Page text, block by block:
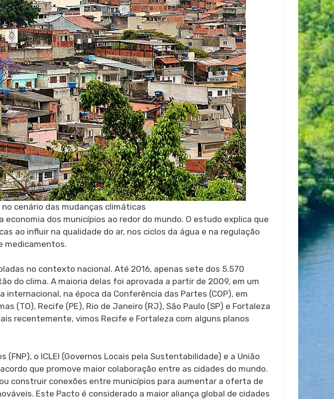
cenário das mudanças climáticas
dos municípios ao redor do mundo. O estudo explica que
ao influir na qualidade do ar, nos ciclos da água e na regulação
medicamentos.
no contexto nacional. Até 2016, apenas sete dos 5.570
do clima. A maioria delas foi aprovada a partir de 2009, em um
na época da Conferência das Partes (COP), em
(TO), Recife (PE), Rio de Janeiro (RJ), São Paulo (SP) e Fortaleza
recentemente, vimos Recife e Fortaleza com alguns planos
o ICLEI (Governos Locais pela Sustentabilidade) e a União
que promove maior colaboração entre as cidades do mundo.
construir conexões entre municípios para aumentar a oferta de
Este Pacto é considerado a maior aliança global de cidades